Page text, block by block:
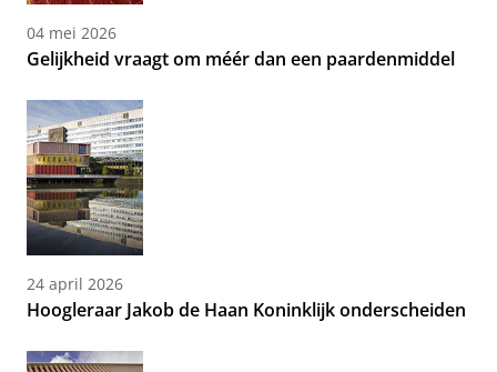
04 mei 2026
Gelijkheid vraagt om méér dan een paardenmiddel
24 april 2026
Hoogleraar Jakob de Haan Koninklijk onderscheiden